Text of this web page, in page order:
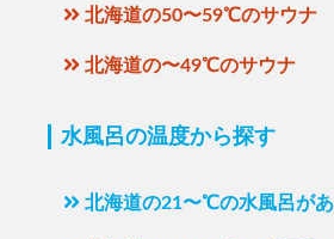
北海道の50〜59℃のサウナ
北海道の〜49℃のサウナ
水風呂の温度から探す
北海道の21〜℃の水風呂が